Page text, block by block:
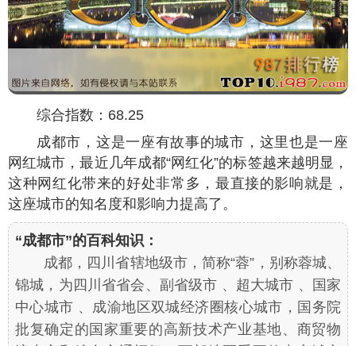
综合指数：68.25
成都市，这是一座有故事的城市，这里也是一座
网红城市，最近几年成都“网红化”的标签越来越明显，
这种网红化带来的好处非常多，最直接的影响就是，
这座城市的知名度和影响力提高了。
“成都市”的百科知识：
成都，四川省辖地级市，简称“蓉”，别称蓉城、
锦城，为四川省省会、副省级市 、超大城市 、国家
中心城市 、成渝地区双城经济圈核心城市，国务院
批复确定的国家重要的高新技术产业基地、商贸物